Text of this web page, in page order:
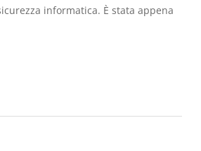
informatica. È stata appena